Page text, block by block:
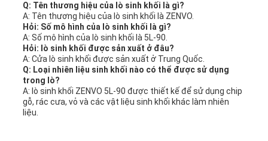
Q: Tên thương hiệu của lò sinh khối là gì?
A: Tên thương hiệu của lò sinh khối là ZENVO.
Hỏi: Số mô hình của lò sinh khối là gì?
A: Số mô hình của lò sinh khối là 5L-90.
Hỏi: lò sinh khối được sản xuất ở đâu?
A: Cửa lò sinh khối được sản xuất ở Trung Quốc.
Q: Loại nhiên liệu sinh khối nào có thể được sử dụng
trong lò?
A: lò sinh khối ZENVO 5L-90 được thiết kế để sử dụng chip
gỗ, rác cưa, vỏ và các vật liệu sinh khối khác làm nhiên
liệu.